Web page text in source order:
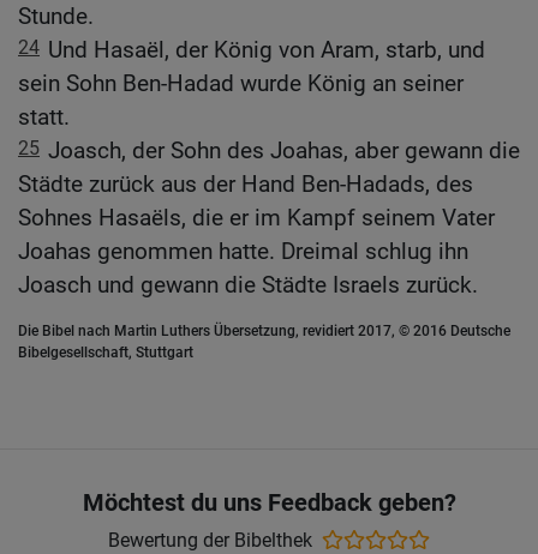
Stunde.
24 Und Hasaël, der König von Aram, starb, und
sein Sohn Ben-Hadad wurde König an seiner
statt.
25 Joasch, der Sohn des Joahas, aber gewann die
Städte zurück aus der Hand Ben-Hadads, des
Sohnes Hasaëls, die er im Kampf seinem Vater
Joahas genommen hatte. Dreimal schlug ihn
Joasch und gewann die Städte Israels zurück.
Die Bibel nach Martin Luthers Übersetzung, revidiert 2017, © 2016 Deutsche
Bibelgesellschaft, Stuttgart
Möchtest du uns Feedback geben?
Bewertung der Bibelthek